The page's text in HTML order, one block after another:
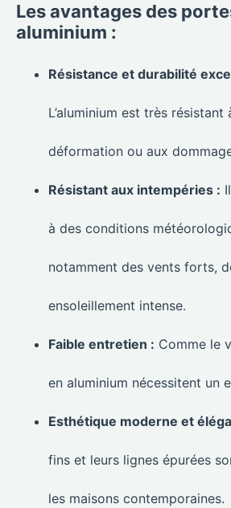
Les avantages des
aluminium :
Résistance et durabilité
L’aluminium est très
déformation ou aux
Résistant aux intempéries :
à des conditions
notamment des vents forts,
ensoleillement intense.
Faible entretien : Comme le
en aluminium nécessitent un
Esthétique moderne et
fins et leurs lignes épurées
les maisons contemporaines.